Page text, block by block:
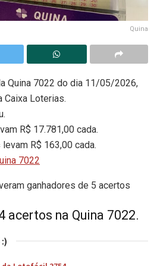
Quina
Quina 7022 do dia 11/05/2026,
Caixa Loterias.
R$ 17.781,00 cada.
R$ 163,00 cada.
7022
ganhadores de 5 acertos
acertos na Quina 7022.